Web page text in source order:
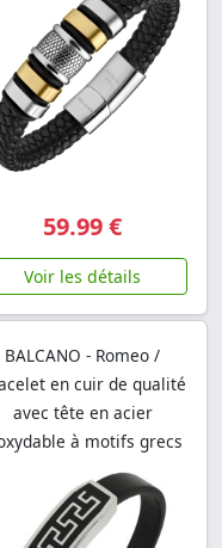
59.99 €
Voir les détails
BALCANO - Romeo /
en cuir de qualité
avec tête en acier
à motifs grecs